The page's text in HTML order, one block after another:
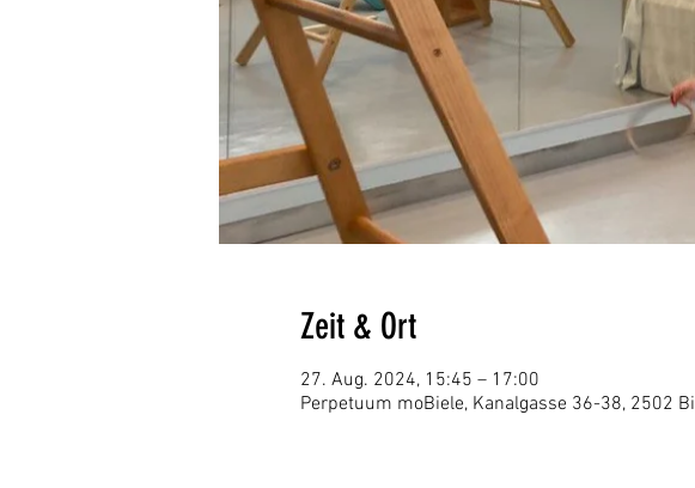
Zeit & Ort
27. Aug. 2024, 15:45 – 17:00
Perpetuum moBiele, Kanalgasse 36-38, 2502